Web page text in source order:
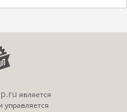
является
управляется